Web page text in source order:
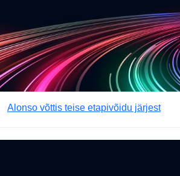
Alonso võttis teise etapivõidu järjest